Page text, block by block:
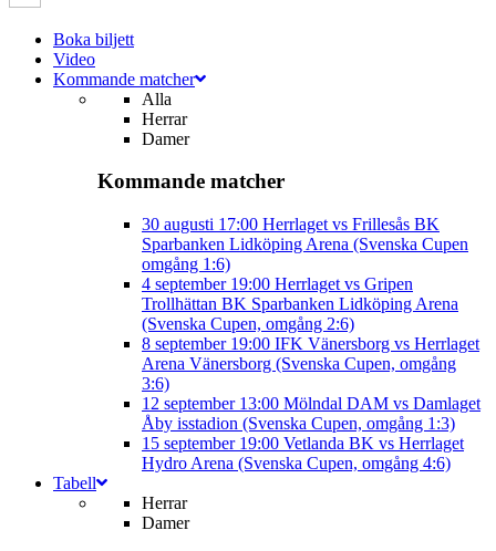
Boka biljett
Video
Kommande matcher
Alla
Herrar
Damer
Kommande matcher
30 augusti 17:00 Herrlaget vs Frillesås BK
Sparbanken Lidköping Arena (Svenska Cupen
omgång 1:6)
4 september 19:00 Herrlaget vs Gripen
Trollhättan BK Sparbanken Lidköping Arena
(Svenska Cupen, omgång 2:6)
8 september 19:00 IFK Vänersborg vs Herrlaget
Arena Vänersborg (Svenska Cupen, omgång
3:6)
12 september 13:00 Mölndal DAM vs Damlaget
Åby isstadion (Svenska Cupen, omgång 1:3)
15 september 19:00 Vetlanda BK vs Herrlaget
Hydro Arena (Svenska Cupen, omgång 4:6)
Tabell
Herrar
Damer